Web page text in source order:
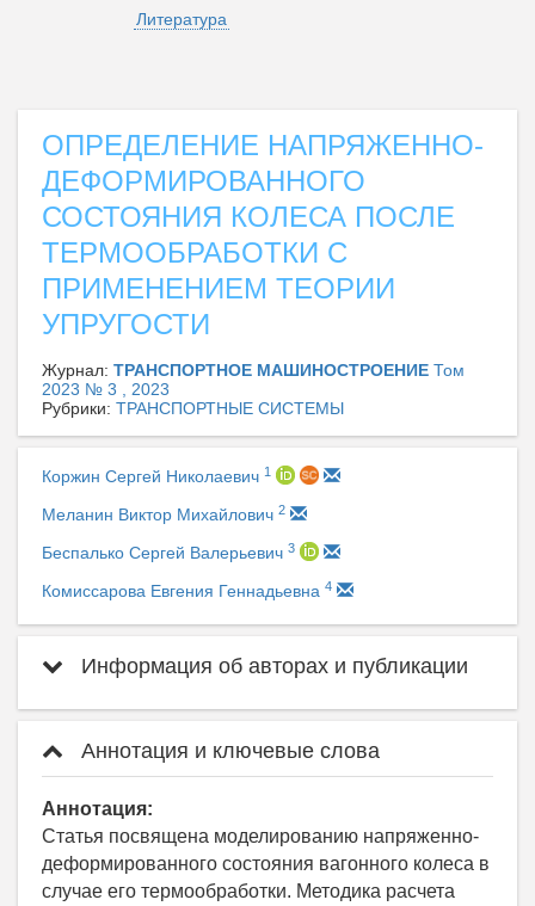
Литература
ОПРЕДЕЛЕНИЕ НАПРЯЖЕННО-
ДЕФОРМИРОВАННОГО
СОСТОЯНИЯ КОЛЕСА ПОСЛЕ
ТЕРМООБРАБОТКИ С
ПРИМЕНЕНИЕМ ТЕОРИИ
УПРУГОСТИ
Журнал: ТРАНСПОРТНОЕ МАШИНОСТРОЕНИЕ Том
2023 № 3 , 2023
Рубрики: ТРАНСПОРТНЫЕ СИСТЕМЫ
Коржин Сергей Николаевич 1
Меланин Виктор Михайлович 2
Беспалько Сергей Валерьевич 3
Комиссарова Евгения Геннадьевна 4
Информация об авторах и публикации
Аннотация и ключевые слова
Аннотация:
Статья посвящена моделированию напряженно-
деформированного состояния вагонного колеса в
случае его термообработки. Методика расчета